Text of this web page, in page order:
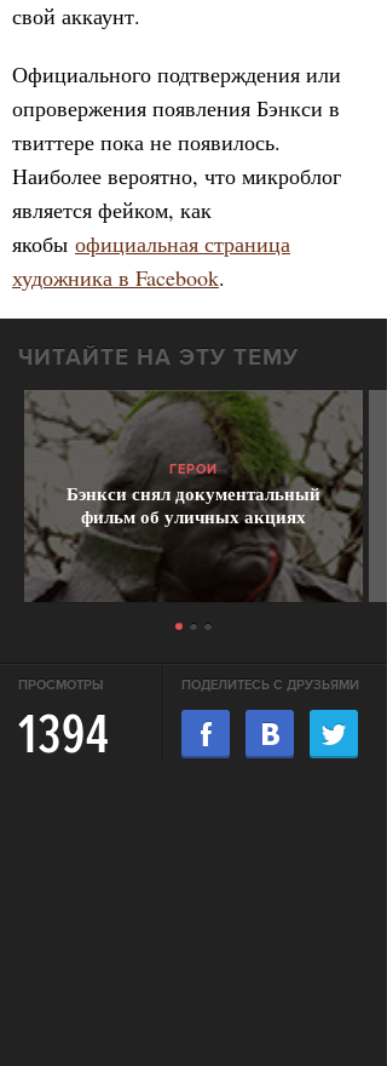
свой аккаунт.
Официального подтверждения или
опровержения появления Бэнкси в
твиттере пока не появилось.
Наиболее вероятно, что микроблог
является фейком, как
якобы официальная страница
художника в Facebook.
ЧИТАЙТЕ НА ЭТУ ТЕМУ
ГЕРОИ
Бэнкси снял документальный
фильм об уличных акциях
ПРОСМОТРЫ
1394
ПОДЕЛИТЕСЬ С ДРУЗЬЯМИ